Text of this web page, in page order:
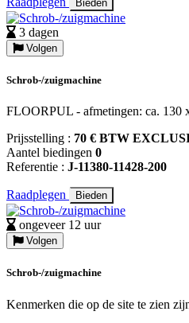
Bieden
3 dagen
Volgen
Schrob-/zuigmachine
FLOORPUL - afmetingen: ca. 130
Prijsstelling : 70 € BTW
Aantel biedingen 0
Referentie : J-11380-11428-200
Raadplegen Bieden
ongeveer 12 uur
Volgen
Schrob-/zuigmachine
Kenmerken die op de site te zien